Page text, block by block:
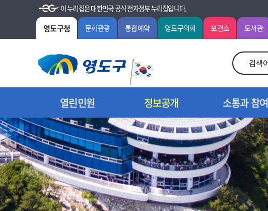
이 누리집은 대한민국 공식 전자정부 누리집입니다.
영도구청 문화관광 통합예약 영도구의회 보건소 도서관
열린민원 정보공개 소통과 참여